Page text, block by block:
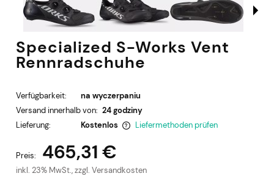
Specialized S-Works Vent
Rennradschuhe
Verfügbarkeit:
na wyczerpaniu
Versand innerhalb von: 24 godziny
Lieferung:
Kostenlos
Liefermethoden prüfen
Preis: 465,31 €
inkl. 23% MwSt., zzgl. Versandkosten